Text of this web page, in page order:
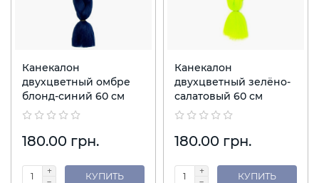
Канекалон
двухцветный омбре
блонд-синий 60 см
180.00 грн.
КУПИТЬ
Канекалон
двухцветный зелёно-
салатовый 60 см
180.00 грн.
КУПИТЬ